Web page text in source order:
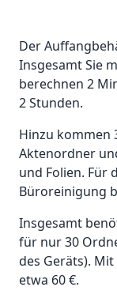
Der
Insgesamt Sie
berechnen 2
2 Stunden.
Hinzu kommen
Aktenordner
und Folien. Für
Büroreinigung
Insgesamt
für nur 30
des Geräts).
etwa 60 €.